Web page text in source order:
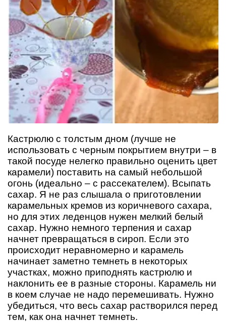
Кастрюлю с толстым дном (лучше не
использовать с черным покрытием внутри – в
такой посуде нелегко правильно оценить цвет
карамели) поставить на самый небольшой
огонь (идеально – с рассекателем). Всыпать
сахар. Я не раз слышала о приготовлении
карамельных кремов из коричневого сахара,
но для этих леденцов нужен мелкий белый
сахар. Нужно немного терпения и сахар
начнет превращаться в сироп. Если это
происходит неравномерно и карамель
начинает заметно темнеть в некоторых
участках, можно приподнять кастрюлю и
наклонить ее в разные стороны. Карамель ни
в коем случае не надо перемешивать. Нужно
убедиться, что весь сахар растворился перед
тем, как она начнет темнеть.